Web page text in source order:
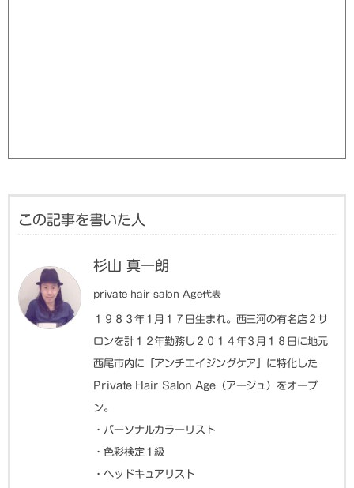
この記事を書いた人
杉山 真一朗
private hair salon Age代表
１９８３年１月１７日生まれ。西三河の有名店２サ
ロンを計１２年勤務し２０１４年３月１８日に地元
西尾市内に「アンチエイジングケア」に特化した
Private Hair Salon Age（アージュ）をオープ
ン。
・パーソナルカラーリスト
・色彩検定１級
・ヘッドキュアリスト